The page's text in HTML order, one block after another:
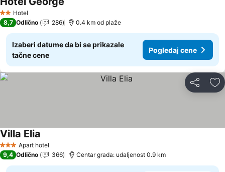
2 Zvezdice
Hotel
8,7 Odlično 286 0.4 km od plaže
Izaberi datume da bi se prikazale
tačne cene
Pogledaj cene
Deli
3 ZvezdiceApart hotel
Villa Elia
9,4 Odlično 366 Centar grada: udaljenost 0.9 km